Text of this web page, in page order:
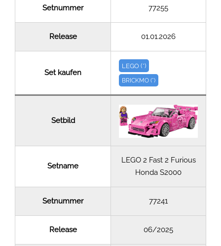
Setnummer 77255
Release 01.01.2026
Set kaufen
LEGO (*)
BRICKMO (*)
Setbild
Setname
LEGO 2 Fast 2 Furious
Honda S2000
Setnummer 77241
Release 06/2025